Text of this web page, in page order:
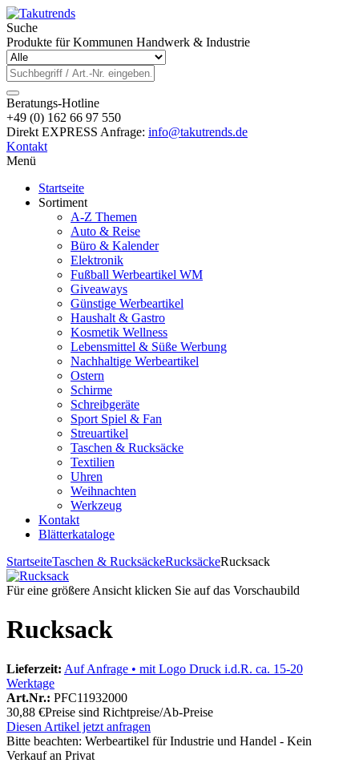
Suche
Produkte für Kommunen Handwerk & Industrie
Beratungs-Hotline
+49 (0) 162 66 97 550
Direkt EXPRESS Anfrage: info@takutrends.de
Kontakt
Menü
Startseite
Sortiment
A-Z Themen
Auto & Reise
Büro & Kalender
Elektronik
Fußball Werbeartikel WM
Giveaways
Günstige Werbeartikel
Haushalt & Gastro
Kosmetik Wellness
Lebensmittel & Süße Werbung
Nachhaltige Werbeartikel
Ostern
Schirme
Schreibgeräte
Sport Spiel & Fan
Streuartikel
Taschen & Rucksäcke
Textilien
Uhren
Weihnachten
Werkzeug
Kontakt
Blätterkataloge
StartseiteTaschen & RucksäckeRucksäckeRucksack
Für eine größere Ansicht klicken Sie auf das Vorschaubild
Rucksack
Lieferzeit: Auf Anfrage • mit Logo Druck i.d.R. ca. 15-20
Werktage
Art.Nr.: PFC11932000
30,88 €Preise sind Richtpreise/Ab-Preise
Diesen Artikel jetzt anfragen
Bitte beachten: Werbeartikel für Industrie und Handel - Kein
Verkauf an Privat